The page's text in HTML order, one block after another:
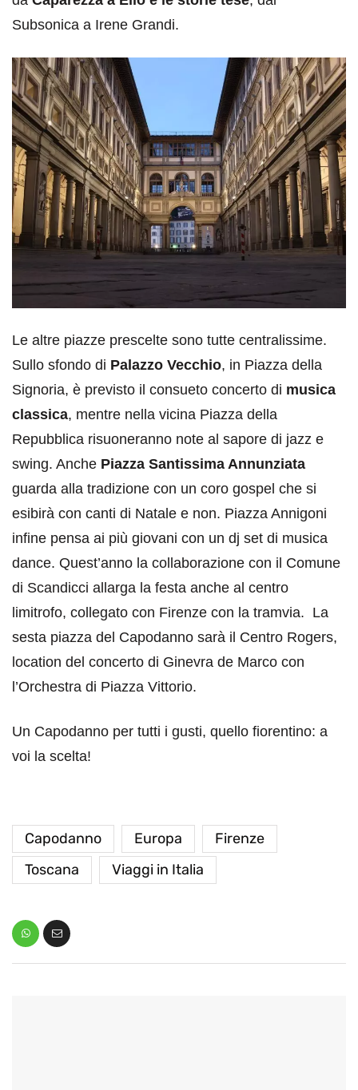
Subsonica a Irene Grandi.
Le altre piazze prescelte sono tutte centralissime.
Sullo sfondo di Palazzo Vecchio, in Piazza della
Signoria, è previsto il consueto concerto di musica
classica, mentre nella vicina Piazza della
Repubblica risuoneranno note al sapore di jazz e
swing. Anche Piazza Santissima Annunziata
guarda alla tradizione con un coro gospel che si
esibirà con canti di Natale e non. Piazza Annigoni
infine pensa ai più giovani con un dj set di musica
dance. Quest’anno la collaborazione con il Comune
di Scandicci allarga la festa anche al centro
limitrofo, collegato con Firenze con la tramvia. La
sesta piazza del Capodanno sarà il Centro Rogers,
location del concerto di Ginevra de Marco con
l’Orchestra di Piazza Vittorio.
Un Capodanno per tutti i gusti, quello fiorentino: a
voi la scelta!
Capodanno Europa
Firenze
Toscana
Viaggi in Italia